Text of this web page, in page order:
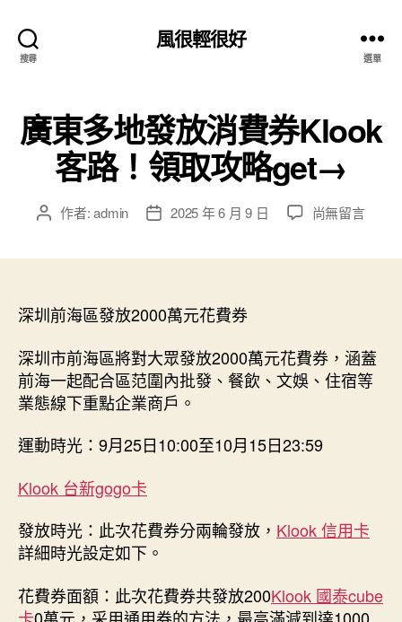
搜尋
風很輕很好
選單
廣東多地發放消費券Klook
客路！領取攻略get→
文 作者:admin
文
期
2025 年 6 月 9 日
在
消
費
券
路！
略
尚無留言
深圳前海區發放2000萬元花費券
深圳市前海區將對大眾發放2000萬元花費券，涵蓋
前海一起配合區范圍內批發、餐飲、文娛、住宿等
業態線下重點企業商戶。
運動時光：9月25日10:00至10月15日23:59
Klook 台新gogo卡
發放時光：此次花費券分兩輪發放， Klook 信用卡
詳細時光設定如下。
花費券面額：此次花費券共發放200Klook 國泰cube
卡0萬元，采用通用券的方法，最高滿減到達1000